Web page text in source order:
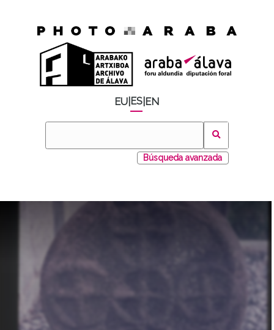
EU ES EN
Búsqueda avanzada